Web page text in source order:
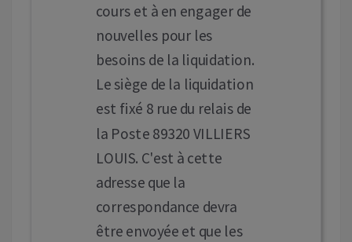
cours et à en engager de
nouvelles pour les
besoins de la liquidation.
Le siège de la liquidation
est fixé 8 rue du relais de
la Poste 89320 VILLIERS
LOUIS. C'est à cette
adresse que la
correspondance devra
être envoyée et que les